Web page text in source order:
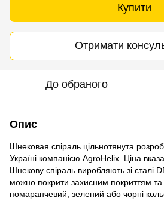
Купити
Отримати
До обраного
Опис
Шнековая спіраль цільнотянута
Україні компанією AgroHelix. Ціна
Шнекову спіраль виробляють зі сталі
можно покрити захисним покриттям та
помаранчевий, зелений або чорні